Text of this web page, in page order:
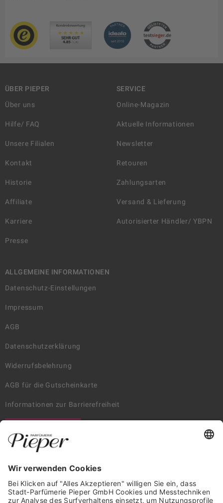
ÜBER PIEPER
Über uns
Hilfe/ FAQ
Unsere Filialen
Kontakt
Historie
Affiliate
Karriere
Presse
SERVICE
Online-Magazin
Aktuelle Informationen
Newsletter
Retouren
Zahlungsarten
Versand & Lieferung
Autorisierter Händler/ YBPN
ALLGEMEINE INFORMATIONEN
Datenschutz-Einstellungen
Impressum
AGB
Datenschutzerklärung
Widerrufsbelehrung
AGB für die Gutscheinkarte
Informationen zur Barrierefreiheit